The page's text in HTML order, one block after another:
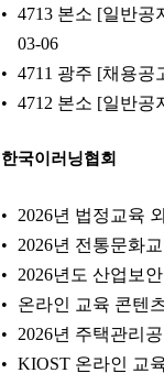
4713 본소 [일반공
03-06
4711 광주 [채용공
4712 본소 [일반공
한국이러닝협회
2026년 법정교육
2026년 전통문화
2026년도 산업보
온라인 교육 콘텐
2026년 주택관리
KIOST 온라인 교